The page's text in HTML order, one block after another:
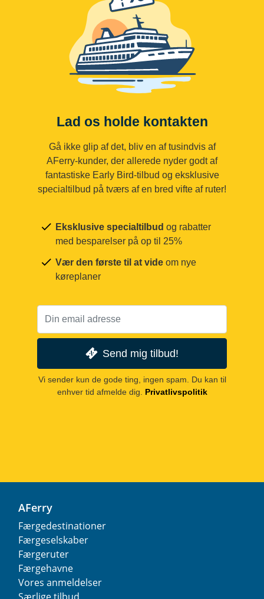
Lad os holde kontakten
Gå ikke glip af det, bliv en af tusindvis af
AFerry-kunder, der allerede nyder godt af
fantastiske Early Bird-tilbud og eksklusive
specialtilbud på tværs af en bred vifte af ruter!
Eksklusive specialtilbud og rabatter
med besparelser på op til 25%
Vær den første til at vide om nye
køreplaner
Send mig tilbud!
Vi sender kun de gode ting, ingen spam. Du kan til
enhver tid afmelde dig.
Privatlivspolitik
AFerry
Færgedestinationer
Færgeselskaber
Færgeruter
Færgehavne
Vores anmeldelser